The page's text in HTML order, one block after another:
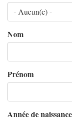
Nom
Prénom
Année de naissance